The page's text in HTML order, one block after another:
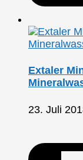
Extaler
23. Juli